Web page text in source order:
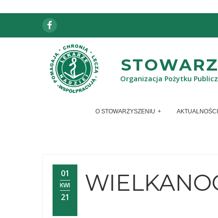
Facebook
Organizacja Pożytku
O STOWARZYSZENIU AKTUALNOŚCI
01
KWI
21